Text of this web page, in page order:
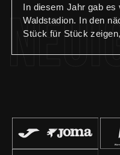
In diesem Jahr gab
Waldstadion. In den
Stück für Stück
Wandpanelen und
Fernsehers – Einbau